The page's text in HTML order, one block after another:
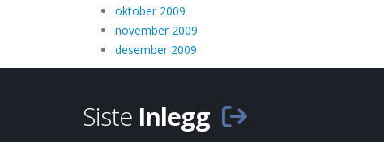
oktober 2009
november 2009
desember 2009
Siste Inlegg